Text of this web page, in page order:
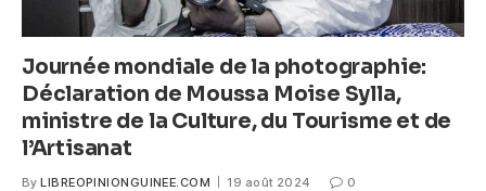
Journée mondiale de la photographie:
Déclaration de Moussa Moise Sylla,
ministre de la Culture, du Tourisme et de
l’Artisanat
By LIBREOPINIONGUINEE.COM 19 août 2024 0